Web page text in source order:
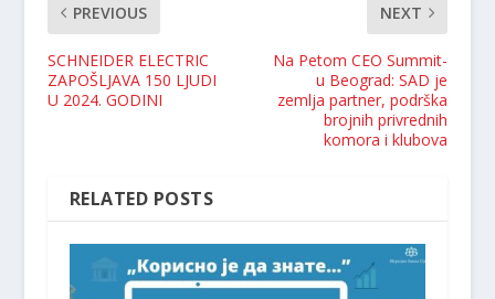
PREVIOUS
SCHNEIDER ELECTRIC
ZAPOŠLJAVA 150 LJUDI
U 2024. GODINI
NEXT
Na Petom CEO Summit-
u Beograd: SAD je
zemlja partner, podrška
brojnih privrednih
komora i klubova
RELATED POSTS